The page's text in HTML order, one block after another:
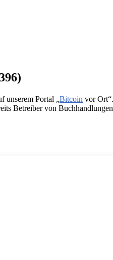
unserem Portal „Bitcoin vor
Betreiber von